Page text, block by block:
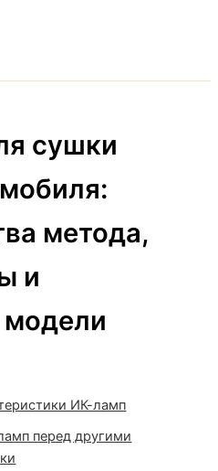
сушки
метода,
и
модели
ИК-ламп
перед другими